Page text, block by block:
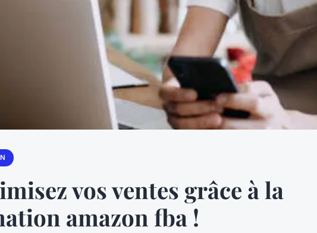
vos ventes grâce à la
amazon fba !